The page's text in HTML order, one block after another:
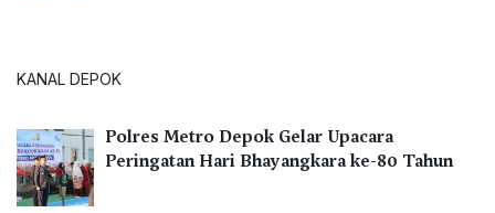
KANAL DEPOK
Polres Metro Depok Gelar Upacara
Peringatan Hari Bhayangkara ke-80 Tahun